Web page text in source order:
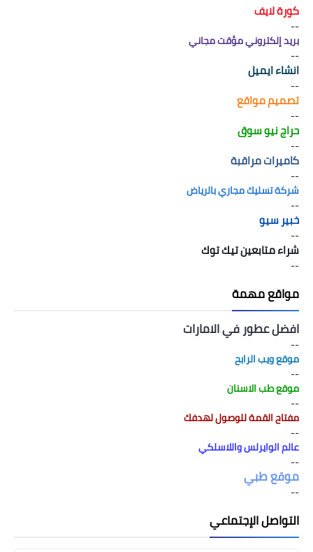
كورة لايف
--
بريد إلكتروني مؤقت مجاني
--
انشاء ايميل
--
تصميم مواقع
--
حراج نيو سوق
--
كاميرات مراقبة
--
شركة تسليك مجاري بالرياض
--
خبير سيو
--
شراء متابعين تيك توك
--
مواقع مهمة
افضل عطور في الامارات
--
موقع ويب الرابح
--
موقع طب الاسنان
--
مفتاح القمة للوصول لهدفك
--
عالم الوايرلس واللاسلكي
--
موقع طبي
--
التواصل الإجتماعي